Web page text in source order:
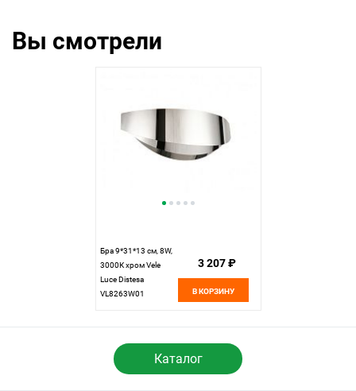
Вы смотрели
Бра 9*31*13 см, 8W,
3000К хром Vele
Luce Distesa
VL8263W01
3 207 ₽
В КОРЗИНУ
Каталог